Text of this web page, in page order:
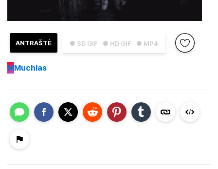
● SD GIF ● HD GIF ● MP4
ANTRAŠTĖ
MMuchlas